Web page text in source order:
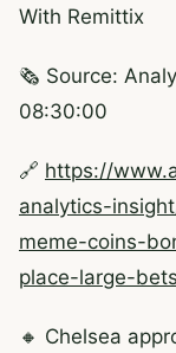
With Remittix
🗞️ Source:
08:30:00
🔗 https://
analytics-
meme-coins-
place-large-
🔸 Chelsea